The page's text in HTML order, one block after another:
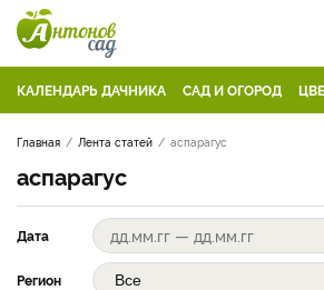
КАЛЕНДАРЬ ДАЧНИКА САД И ОГОРОД
Главная Лента статей аспарагус
аспарагус
Дата
Регион